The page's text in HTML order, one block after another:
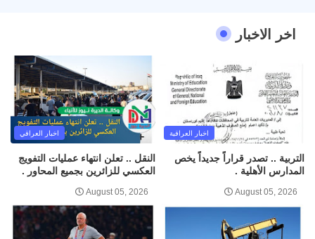
اخر الاخبار
اخبار العراقية
التربية .. تصدر قراراً جديداً يخص
المدارس الأهلية .
August 05, 2026
اخبار العراقي
النقل .. تعلن انتهاء عمليات التفويج
العكسي للزائرين بجميع المحاور .
August 05, 2026